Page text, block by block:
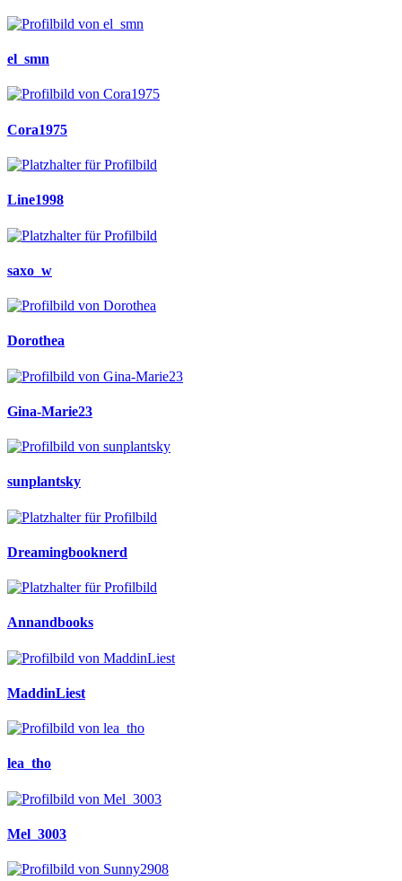
el_smn
Cora1975
Line1998
saxo_w
Dorothea
Gina-Marie23
sunplantsky
Dreamingbooknerd
Annandbooks
MaddinLiest
lea_tho
Mel_3003